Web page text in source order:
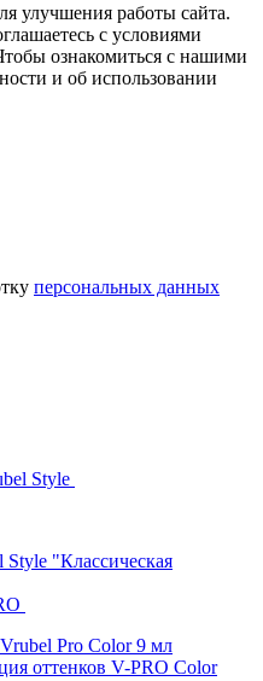
улучшения работы сайта.
с условиями
ознакомиться с нашими
и об использовании
персональных данных
Style
Style "Классическая
Pro Color 9 мл
оттенков V-PRO Color